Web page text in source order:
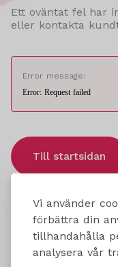
Vi använder
förbättra din
tillhandahålla
analysera vår
Ett oväntat fel har
eller kontakta
Error message:
Error: Request failed
Till startsidan